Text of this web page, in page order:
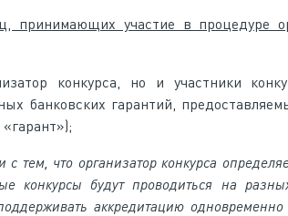
принимающих участие в процедуре
конкурса, но и участники
банковских гарантий,
что организатор конкурса
конкурсы будут проводиться на
аккредитацию